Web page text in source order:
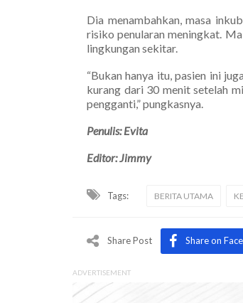
Dia menambahkan, masa
risiko penularan meningkat.
lingkungan sekitar.
“Bukan hanya itu, pasien ini
kurang dari 30 menit setelah
pengganti,” pungkasnya.
Penulis: Evita
Editor: Jimmy
Tags: BERITA UTAMA
Share Post Share on
ADVERTISEMENT